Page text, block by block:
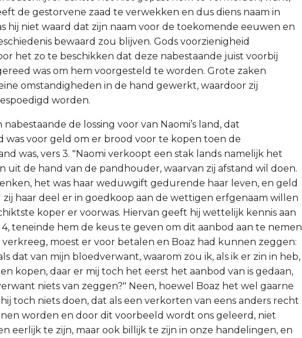
de gestorvene zaad te verwekken en dus diens naam in
hij niet waard dat zijn naam voor de toekomende eeuwen en
bewaard zou blijven. Gods voorzienigheid
het zo te beschikken dat deze nabestaande juist voorbij
was om hem voorgesteld te worden. Grote zaken
omstandigheden in de hand gewerkt, waardoor zij
worden.
de lossing voor van Naomi’s land, dat
was voor geld om er brood voor te kopen toen de
was, vers 3. "Naomi verkoopt een stak lands namelijk het
uit de hand van de pandhouder, waarvan zij afstand wil doen.
het was haar weduwgift gedurende haar leven, en geld
haar deel er in goedkoop aan de wettigen erfgenaam willen
koper er voorwas. Hiervan geeft hij wettelijk kennis aan
4, teneinde hem de keus te geven om dit aanbod aan te nemen
verkreeg, moest er voor betalen en Boaz had kunnen zeggen:
dat van mijn bloedverwant, waarom zou ik, als ik er zin in heb,
kopen, daar er mij toch het eerst het aanbod van is gedaan,
niets van zeggen?" Neen, hoewel Boaz het wel gaarne
toch niets doen, dat als een verkorten van eens anders recht
worden en door dit voorbeeld wordt ons geleerd, niet
eerlijk te zijn, maar ook billijk te zijn in onze handelingen, en